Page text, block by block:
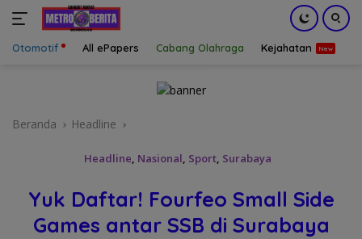
Otomotif All ePapers Cabang Olahraga Kejahatan
Beranda Headline
Headline, Nasional, Sport, Surabaya
Yuk Daftar! Fourfeo Small Side
Games antar SSB di Surabaya